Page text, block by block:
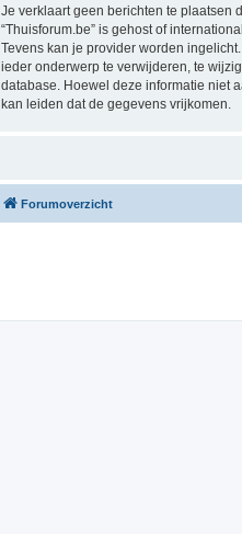
Je verklaart geen berichten te plaatsen
“Thuisforum.be” is gehost of
Tevens kan je provider worden
ieder onderwerp te verwijderen, te
database. Hoewel deze informatie niet
kan leiden dat de gegevens vrijkomen.
Forumoverzicht